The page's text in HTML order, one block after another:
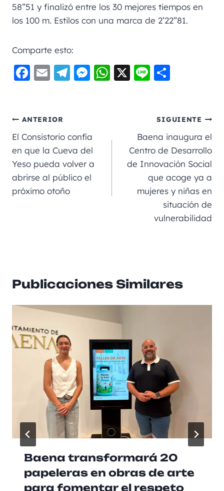
58”51 y finalizó entre los 30 mejores tiempos en
los 100 m. Estilos con una marca de 2’22”81.
Comparte esto:
F
e
b
o
o
k
E
l
Te
m
M
n
g
er
W
A
X
Li
p
a
rt
ir
ANTERIOR
El Consistorio confía
en que la Cueva del
Yeso pueda volver a
abrirse al público el
próximo otoño
SIGUIENTE
Baena inaugura el
Centro de Desarrollo
de Innovación Social
que acoge ya a
mujeres y niñas en
situación de
vulnerabilidad
Publicaciones Similares
Baena transformará 20
papeleras en obras de arte
para fomentar el respeto